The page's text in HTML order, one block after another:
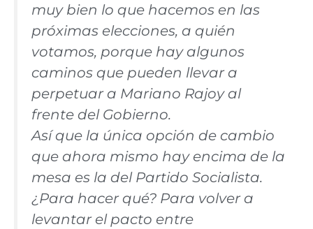
muy bien lo que hacemos en las
próximas elecciones, a quién
votamos, porque hay algunos
caminos que pueden llevar a
perpetuar a Mariano Rajoy al
frente del Gobierno.
Así que la única opción de cambio
que ahora mismo hay encima de la
mesa es la del Partido Socialista.
¿Para hacer qué? Para volver a
levantar el pacto entre